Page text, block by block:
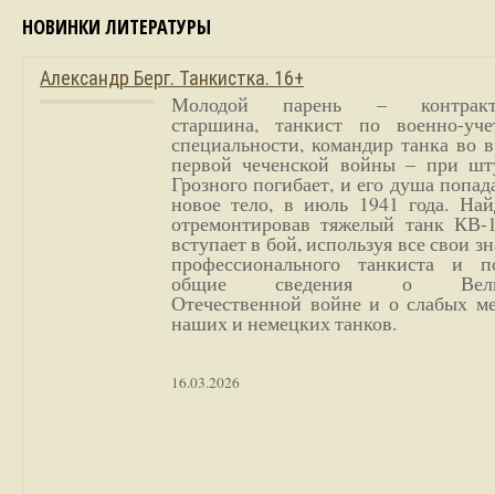
НОВИНКИ ЛИТЕРАТУРЫ
Александр Берг. Танкистка. 16+
Молодой парень –
старшина, танкист по военно-
специальности, командир танка во
первой чеченской войны – при
Грозного погибает, и его душа
новое тело, в июль 1941 года.
отремонтировав тяжелый танк
вступает в бой, используя все свои
профессионального танкиста и
общие сведения о
Отечественной войне и о слабых
наших и немецких танков.
16.03.2026